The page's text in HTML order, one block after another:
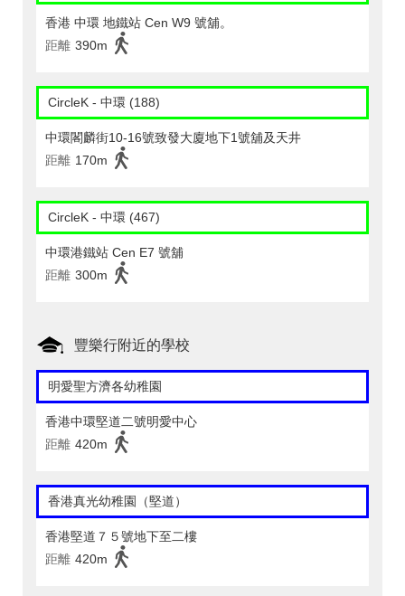
香港 中環 地鐵站 Cen W9 號舖。
距離 390m
CircleK - 中環 (188)
中環閣麟街10-16號致發大廈地下1號舖及天井
距離 170m
CircleK - 中環 (467)
中環港鐵站 Cen E7 號舖
距離 300m
豐樂行附近的學校
明愛聖方濟各幼稚園
香港中環堅道二號明愛中心
距離 420m
香港真光幼稚園（堅道）
香港堅道７５號地下至二樓
距離 420m